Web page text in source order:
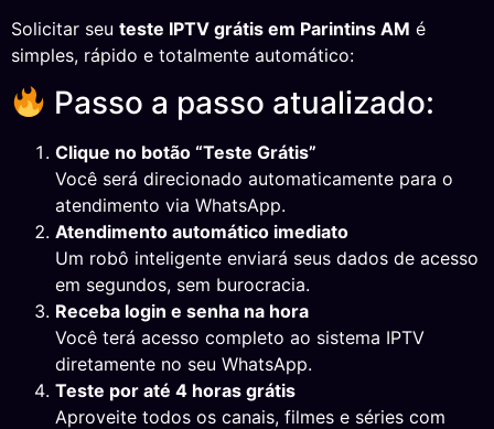
Solicitar seu teste IPTV grátis em Parintins AM é
simples, rápido e totalmente automático:
Passo a passo atualizado:
Clique no botão “Teste Grátis”
Você será direcionado automaticamente para o
atendimento via WhatsApp.
Atendimento automático imediato
Um robô inteligente enviará seus dados de acesso
em segundos, sem burocracia.
Receba login e senha na hora
Você terá acesso completo ao sistema IPTV
diretamente no seu WhatsApp.
Teste por até 4 horas grátis
Aproveite todos os canais, filmes e séries com